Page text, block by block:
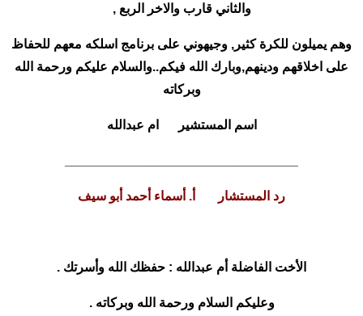
والثاني قارب والاخر الربع ,
وهم يميلون للكرة كثير, وجيهوني على برنامج اسلكه معهم للحفاظ
على اخلاقهم ودينهم,وبارك الله فيكم..والسلام عليكم ورحمة الله
وبركاته
اسم المستشير ام عبدالله
رد المستشار أ. أسماء أحمد أبو سيف
الأخت الفاضلة أم عبدالله : حفظك الله وأسرتك .
وعليكم السلام ورحمة الله وبركاته .